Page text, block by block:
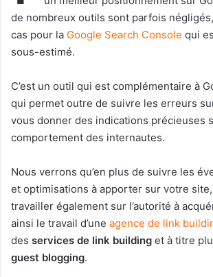
de nombreux outils sont parfois négligés,
cas pour la Google Search Console qui
sous-estimé.
C’est un outil qui est complémentaire à
qui permet outre de suivre les erreurs
vous donner des indications précieuses
comportement des internautes.
Nous verrons qu’en plus de suivre les
et optimisations à apporter sur votre
travailler également sur l’autorité à
ainsi le travail d’une agence de link
des services de link building et à titre
guest blogging.